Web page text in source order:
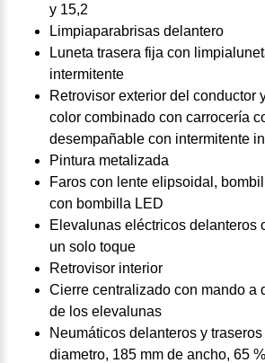
y 15,2
Limpiaparabrisas delantero
Luneta trasera fija con
intermitente
Retrovisor exterior del conductor
color combinado con carrocería
desempañable con intermitente
Pintura metalizada
Faros con lente elipsoidal,
con bombilla LED
Elevalunas eléctricos delanteros
un solo toque
Retrovisor interior
Cierre centralizado con mando a
de los elevalunas
Neumáticos delanteros y
diametro, 185 mm de ancho, 65